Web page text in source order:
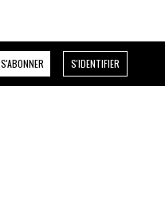
S'ABONNER S'IDENTIFIER